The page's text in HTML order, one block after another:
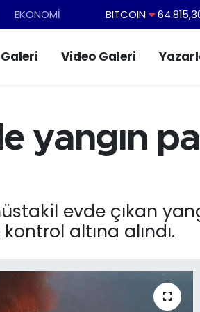
EKONOMİ BITCOIN
EURO
55,2510
BİST100
13.779
Video Galeri
yangın
evde çıkan
altına alındı.